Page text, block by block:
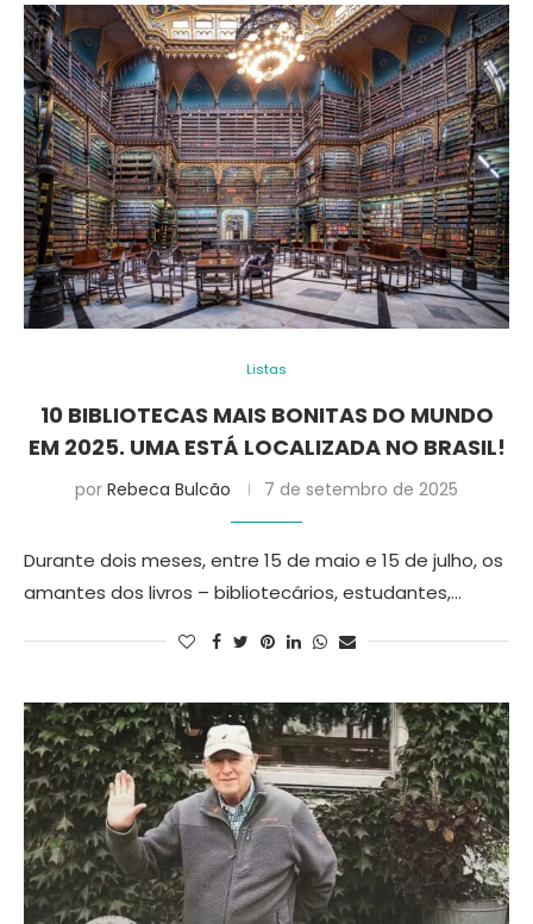
Listas
10 BIBLIOTECAS MAIS BONITAS DO MUNDO
EM 2025. UMA ESTÁ LOCALIZADA NO BRASIL!
por Rebeca Bulcão 7 de setembro de 2025
Durante dois meses, entre 15 de maio e 15 de julho, os
amantes dos livros – bibliotecários, estudantes,…